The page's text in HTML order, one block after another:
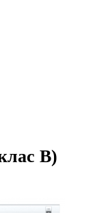
B)